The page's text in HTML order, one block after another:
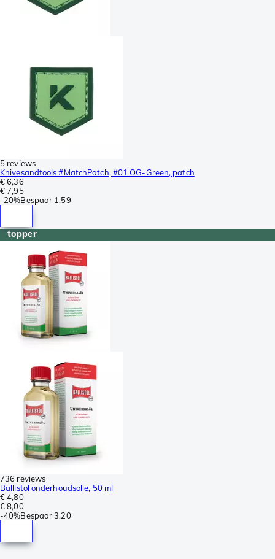
5 reviews
Knivesandtools #MatchPatch, #01 OG-Green, patch
€ 6,36
€ 7,95
-20%Bespaar 1,59
topper
736 reviews
Ballistol onderhoudsolie, 50 ml
€ 4,80
€ 8,00
-40%Bespaar 3,20